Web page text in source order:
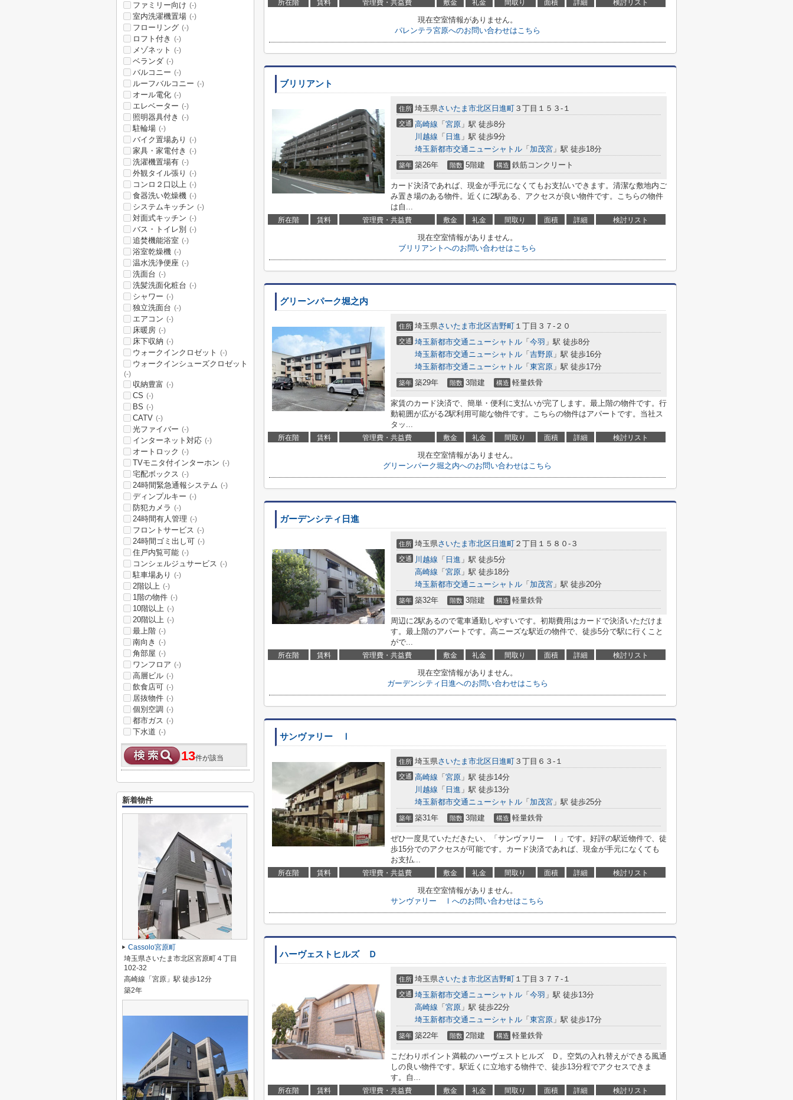
所在階 賃料 管理費・共益費 敷金 礼金 間取り 面積 詳細 検討リスト
現在空室情報がありません。
パレンテラ宮原へのお問い合わせはこちら
ブリリアント
住所 埼玉県さいたま市北区 日進町 ３丁目１５３-１
交通 高崎線 「 宮原 」駅 徒歩8分
川越線 「 日進 」駅 徒歩9分
埼玉新都市交通ニューシャトル 「 加茂宮 」駅 徒歩18分
築年 築26年 階数 5階建 構造 鉄筋コンクリート
カード決済であれば、現金が手元になくてもお支払いできます。清潔な敷地内ご
み置き場のある物件。近くに2駅ある、アクセスが良い物件です。こちらの物件
は自...
所在階 賃料 管理費・共益費 敷金 礼金 間取り 面積 詳細 検討リスト
現在空室情報がありません。
ブリリアントへのお問い合わせはこちら
グリーンパーク堀之内
住所 埼玉県さいたま市北区吉野町 １丁目３７-２０
交通 埼玉新都市交通ニューシャトル 「 今羽 」駅 徒歩8分
埼玉新都市交通ニューシャトル 「 吉野原 」駅 徒歩16分
埼玉新都市交通ニューシャトル 「 東宮原 」駅 徒歩17分
築年 築29年 階数 3階建 構造 軽量鉄骨
家賃のカード決済で、簡単・便利に支払いが完了します。最上階の物件です。行
動範囲が広がる2駅利用可能な物件です。こちらの物件はアパートです。当社ス
タッ...
所在階 賃料 管理費・共益費 敷金 礼金 間取り 面積 詳細 検討リスト
現在空室情報がありません。
グリーンパーク堀之内へのお問い合わせはこちら
ガーデンシティ日進
住所 埼玉県さいたま市北区 日進町 ２丁目１５８０-３
交通 川越線 「 日進 」駅 徒歩5分
高崎線 「 宮原 」駅 徒歩18分
埼玉新都市交通ニューシャトル 「 加茂宮 」駅 徒歩20分
築年 築32年 階数 3階建 構造 軽量鉄骨
周辺に2駅あるので電車通勤しやすいです。初期費用はカードで決済いただけま
す。最上階のアパートです。高ニーズな駅近の物件で、徒歩5分で駅に行くこと
がで...
所在階 賃料 管理費・共益費 敷金 礼金 間取り 面積 詳細 検討リスト
現在空室情報がありません。
ガーデンシティ日進へのお問い合わせはこちら
サンヴァリー Ⅰ
住所 埼玉県さいたま市北区 日進町 ３丁目６３-１
交通 高崎線 「 宮原 」駅 徒歩14分
川越線 「 日進 」駅 徒歩13分
埼玉新都市交通ニューシャトル 「 加茂宮 」駅 徒歩25分
築年 築31年 階数 3階建 構造 軽量鉄骨
ぜひ一度見ていただきたい、「サンヴァリー Ⅰ」です。好評の駅近物件で、徒
歩15分でのアクセスが可能です。カード決済であれば、現金が手元になくても
お支払...
所在階 賃料 管理費・共益費 敷金 礼金 間取り 面積 詳細 検討リスト
現在空室情報がありません。
サンヴァリー Ⅰへのお問い合わせはこちら
ハーヴェストヒルズ Ｄ
住所 埼玉県さいたま市北区吉野町 １丁目３７７-１
交通 埼玉新都市交通ニューシャトル 「 今羽 」駅 徒歩13分
高崎線 「 宮原 」駅 徒歩22分
埼玉新都市交通ニューシャトル 「 東宮原 」駅 徒歩17分
築年 築22年 階数 2階建 構造 軽量鉄骨
こだわりポイント満載のハーヴェストヒルズ Ｄ。空気の入れ替えができる風通
しの良い物件です。駅近くに立地する物件で、徒歩13分程でアクセスできま
す。自...
所在階 賃料 管理費・共益費 敷金 礼金 間取り 面積 詳細 検討リスト
ファミリー向け (-)
室内洗濯機置場 (-)
フローリング (-)
ロフト付き (-)
メゾネット (-)
ベランダ (-)
バルコニー (-)
ルーフバルコニー (-)
オール電化 (-)
エレベーター (-)
照明器具付き (-)
駐輪場 (-)
バイク置場あり (-)
家具・家電付き (-)
洗濯機置場有 (-)
外観タイル張り (-)
コンロ２口以上 (-)
食器洗い乾燥機 (-)
システムキッチン (-)
対面式キッチン (-)
バス・トイレ別 (-)
追焚機能浴室 (-)
浴室乾燥機 (-)
温水洗浄便座 (-)
洗面台 (-)
洗髪洗面化粧台 (-)
シャワー (-)
独立洗面台 (-)
エアコン (-)
床暖房 (-)
床下収納 (-)
ウォークインクロゼット (-)
ウォークインシューズクロゼット
(-)
収納豊富 (-)
CS (-)
BS (-)
CATV (-)
光ファイバー (-)
インターネット対応 (-)
オートロック (-)
TVモニタ付インターホン (-)
宅配ボックス (-)
24時間緊急通報システム (-)
ディンプルキー (-)
防犯カメラ (-)
24時間有人管理 (-)
フロントサービス (-)
24時間ゴミ出し可 (-)
住戸内覧可能 (-)
コンシェルジュサービス (-)
駐車場あり (-)
2階以上 (-)
1階の物件 (-)
10階以上 (-)
20階以上 (-)
最上階 (-)
南向き (-)
角部屋 (-)
ワンフロア (-)
高層ビル (-)
飲食店可 (-)
居抜物件 (-)
個別空調 (-)
都市ガス (-)
下水道 (-)
13件が該当
新着物件
Cassolo宮原町
埼玉県さいたま市北区宮原町４丁目
102-32
高崎線「宮原」駅 徒歩12分
築2年